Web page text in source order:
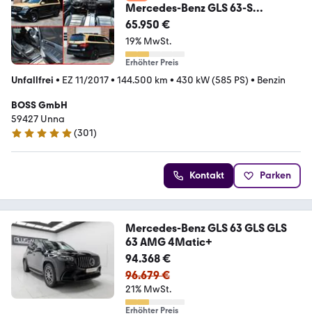
Mercedes-Benz GLS 63-S
AMG=MAYBACH=3-
TV=MAXHAUST=PANO=360°=AHK
65.950 €
19% MwSt.
Erhöhter Preis
Unfallfrei • EZ 11/2017• 144.500 km • 430 kW (585 PS) • Benzin
BOSS GmbH
59427 Unna
5 Sterne
(301)
Kontakt Parken
Mercedes-Benz GLS 63 GLS GLS
63 AMG 4Matic+
94.368 €
96.679 €
21% MwSt.
Erhöhter Preis